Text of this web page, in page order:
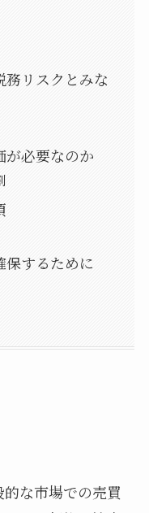
リスクとみな
が必要なのか
保するために
な市場での売買